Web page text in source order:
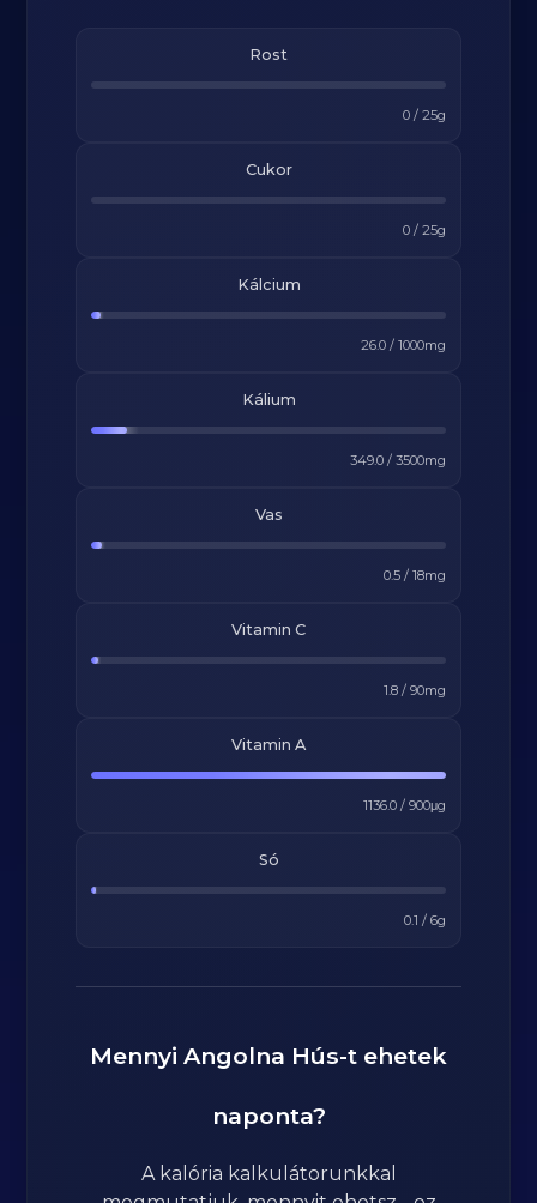
Rost
0/ 25g
Cukor
0/ 25g
Kálcium
26.0/ 1000mg
Kálium
349.0/ 3500mg
Vas
0.5/ 18mg
Vitamin C
1.8/ 90mg
Vitamin A
1136.0/ 900μg
Só
0.1 / 6g
Mennyi Angolna Hús-t ehetek
naponta?
A kalória kalkulátorunkkal